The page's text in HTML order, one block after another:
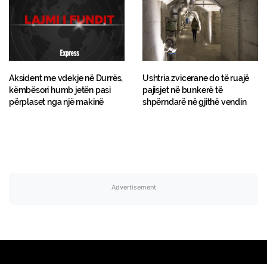
Aksident me vdekje në Durrës,
këmbësori humb jetën pasi
përplaset nga një makinë
Ushtria zvicerane do të ruajë
pajisjet në bunkerë të
shpërndarë në gjithë vendin
Advertisement